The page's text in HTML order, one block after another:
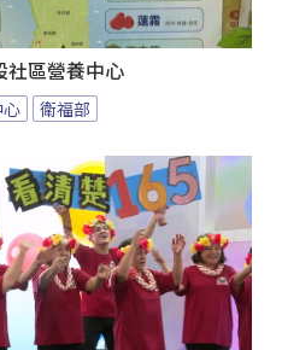
社區營養中心
衛福部